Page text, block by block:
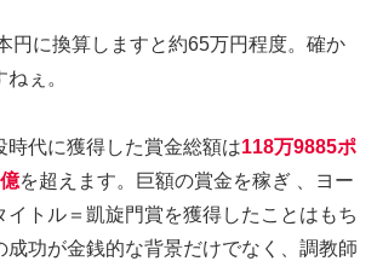
円に換算しますと約65万円程度。確か
ぇ。
時代に獲得した賞金総額は118万9885ポ
を超えます。巨額の賞金を稼ぎ 、ヨー
イトル＝凱旋門賞を獲得したことはもち
成功が金銭的な背景だけでなく、調教師